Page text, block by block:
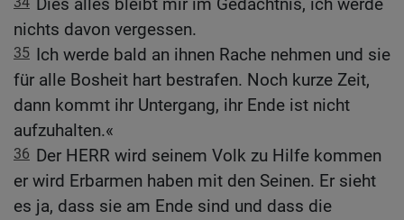
nichts davon vergessen.
35 Ich werde bald an ihnen Rache nehmen und sie
für alle Bosheit hart bestrafen. Noch kurze Zeit,
dann kommt ihr Untergang, ihr Ende ist nicht
aufzuhalten.«
36 Der HERR wird seinem Volk zu Hilfe kommen
er wird Erbarmen haben mit den Seinen. Er sieht
es ja, dass sie am Ende sind und dass die